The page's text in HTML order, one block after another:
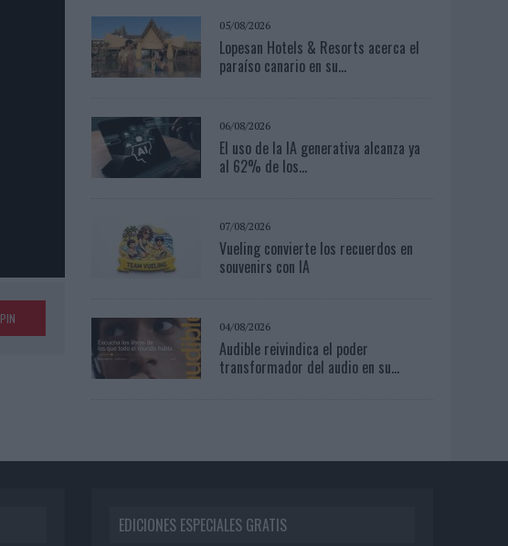
PIN
05/08/2026
Lopesan Hotels & Resorts acerca el
paraíso canario en su...
06/08/2026
El uso de la IA generativa alcanza ya
al 62% de los...
07/08/2026
Vueling convierte los recuerdos en
souvenirs con IA
04/08/2026
Audible reivindica el poder
transformador del audio en su...
EDICIONES ESPECIALES GRATIS